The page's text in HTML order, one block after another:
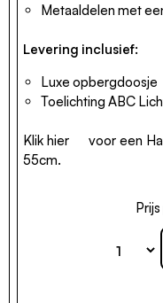
Metaaldelen met
Levering inclusief:
Luxe opbergdoosje
Toelichting ABC
Klikhier
voor een
55cm.